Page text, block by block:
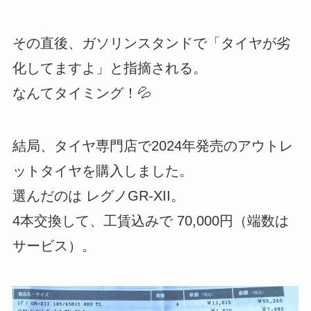
その直後、ガソリンスタンドで「タイヤが劣
化してますよ」と指摘される。
なんてタイミング！💦
結局、タイヤ専門店で2024年発売のアウトレ
ットタイヤを購入しました。
選んだのは レグノGR-XII。
4本交換して、工賃込みで 70,000円（端数は
サービス）。